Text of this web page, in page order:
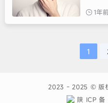
1年前
1
2023 - 2025 © 版
陕 ICP 备